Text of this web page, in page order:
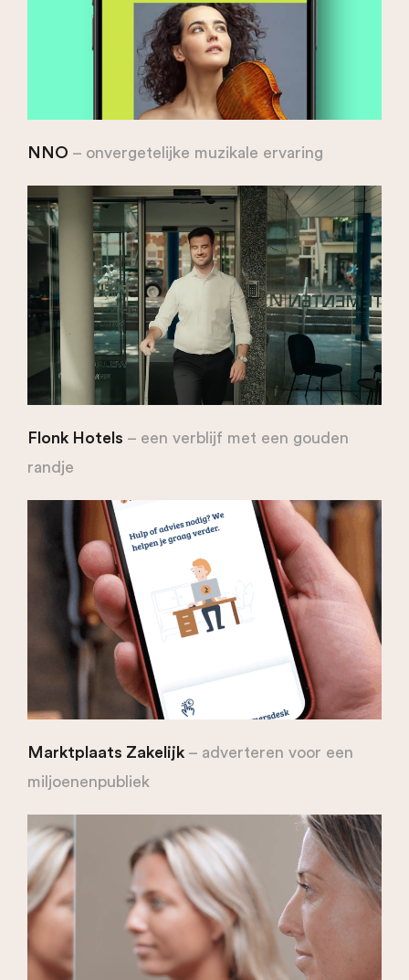
NNO – onvergetelijke muzikale ervaring
Flonk Hotels – een verblijf met een gouden
randje
Marktplaats Zakelijk – adverteren voor een
miljoenenpubliek